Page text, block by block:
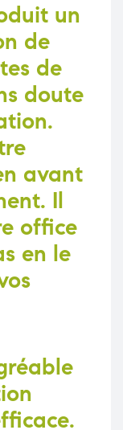
un
de
de
doute
avant
Il
office
en le